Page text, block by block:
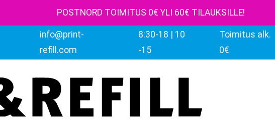
POSTNORD TOIMITUS 0€ YLI 60€ TILAUKSILLE!
info@print-
refill.com
8:30-18 | 10
-15
Toimitus alk.
0€